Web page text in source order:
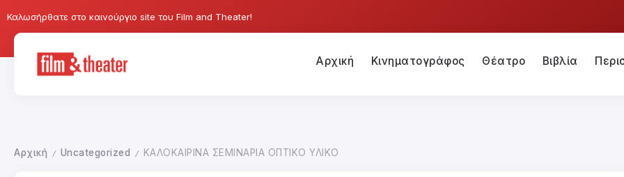
Καλωσήρθατε στο καινούργιο site του Film and Theater!
Αρχική Κινηματογράφος Θέατρο Βιβλία
Αρχική / Uncategorized / ΚΑΛΟΚΑΙΡΙΝΑ ΣΕΜΙΝΑΡΙΑ ΟΠΤΙΚΟ ΥΛΙΚΟ